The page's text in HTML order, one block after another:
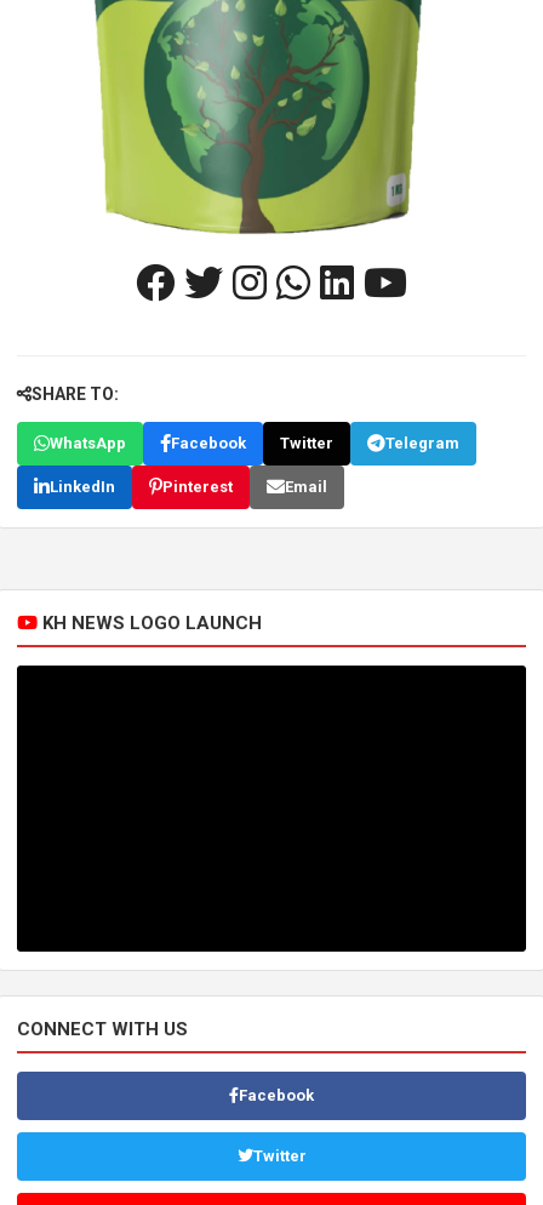
SHARE TO:
WhatsApp Facebook Twitter Telegram
LinkedIn Pinterest Email
KH NEWS LOGO LAUNCH
CONNECT WITH US
Facebook
Twitter